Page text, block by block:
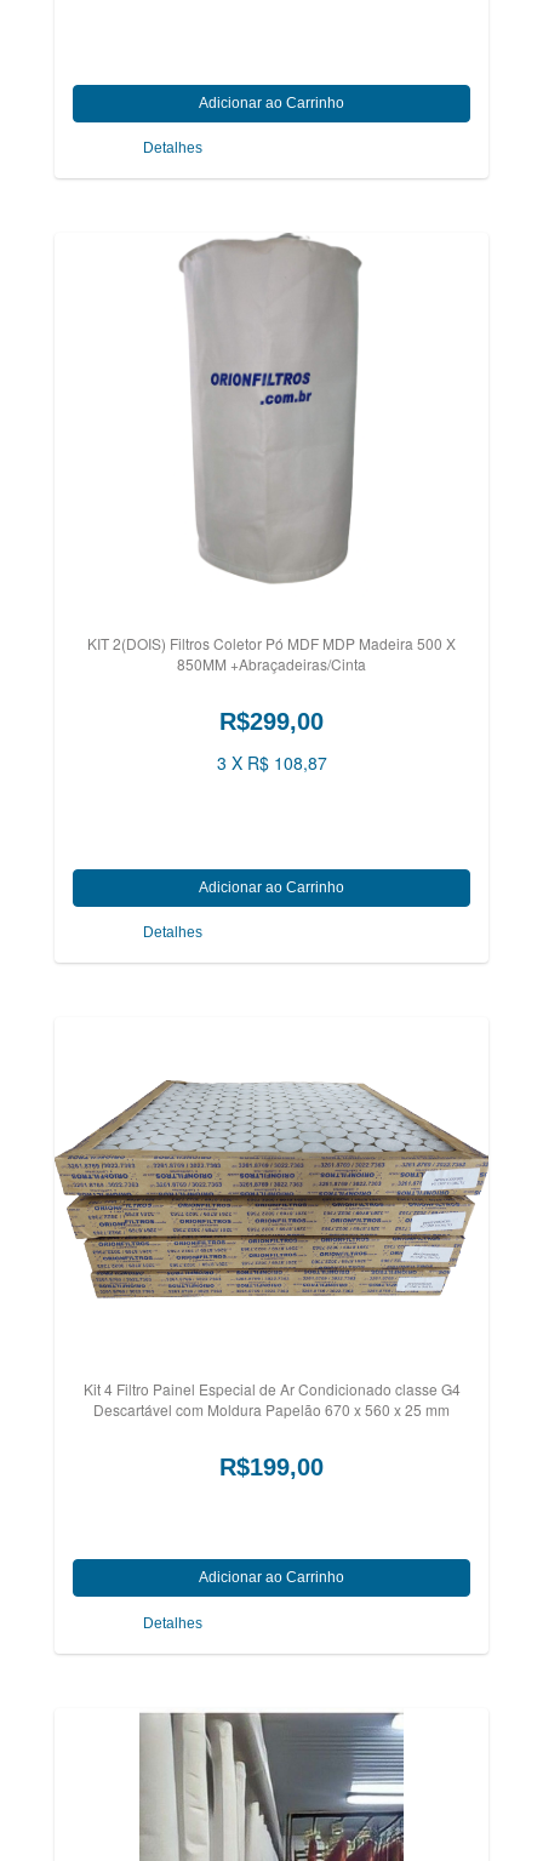
Detalhes
KIT 2(DOIS) Filtros Coletor Pó MDF MDP Madeira 500 X
850MM +Abraçadeiras/Cinta
R$299,00
3 X R$ 108,87
Detalhes
Kit 4 Filtro Painel Especial de Ar Condicionado classe G4
Descartável com Moldura Papelão 670 x 560 x 25 mm
R$199,00
Detalhes